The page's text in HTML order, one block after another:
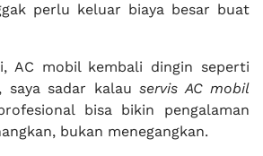
perlu keluar biaya besar buat
AC mobil kembali dingin seperti
saya sadar kalau servis AC mobil
bisa bikin pengalaman
bukan menegangkan.